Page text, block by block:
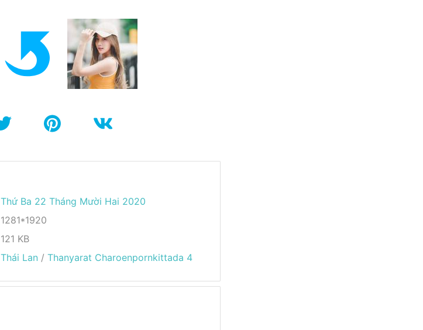
Thứ Ba 22 Tháng Mười Hai 2020
1281*1920
121 KB
Thái Lan / Thanyarat Charoenpornkittada 4